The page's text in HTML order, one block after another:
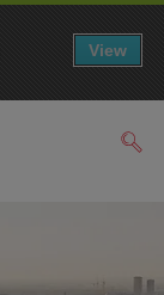
View